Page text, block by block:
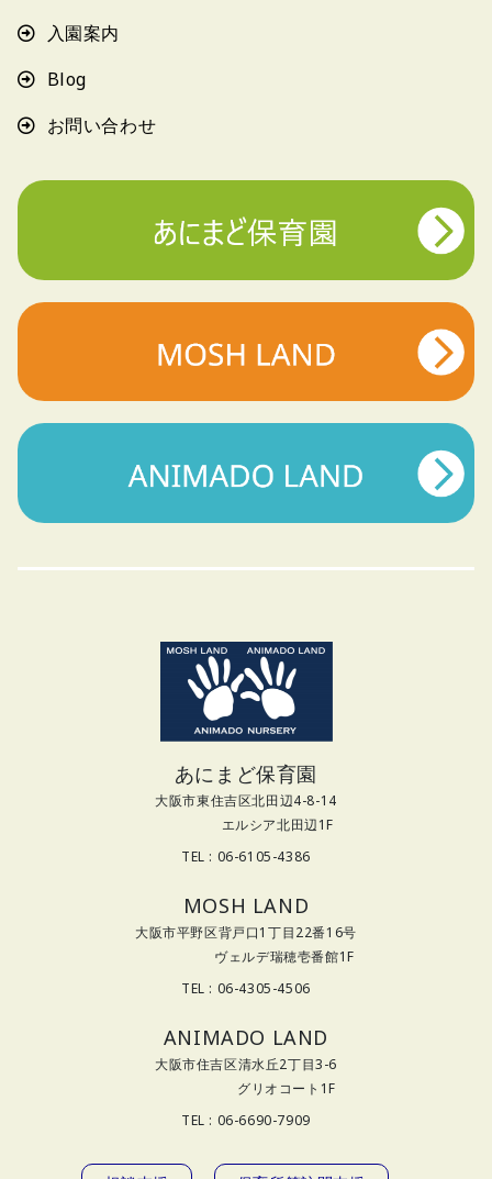
入園案内
Blog
お問い合わせ
あにまど保育園
大阪市東住吉区北田辺4-8-14
エルシア北田辺1F
TEL : 06-6105-4386
MOSH LAND
大阪市平野区背戸口1丁目22番16号
ヴェルデ瑞穂壱番館1F
TEL : 06-4305-4506
ANIMADO LAND
大阪市住吉区清水丘2丁目3-6
グリオコート1F
TEL : 06-6690-7909